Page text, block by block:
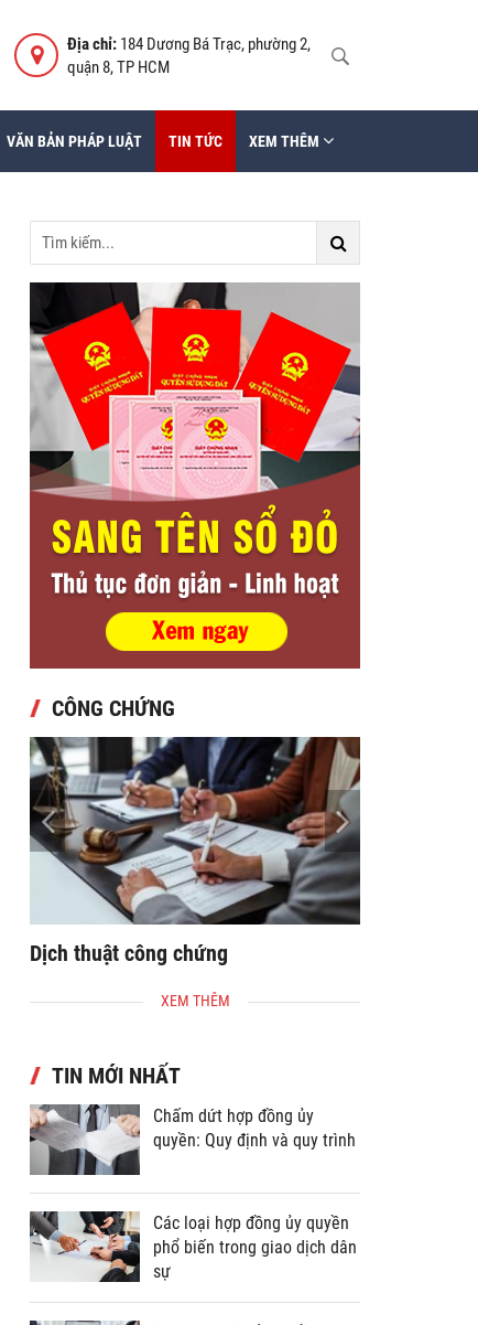
Địa chỉ: 184 Dương Bá Trạc, phường 2,
quận 8, TP HCM
VĂN BẢN PHÁP LUẬT TIN TỨC XEM THÊM
CÔNG CHỨNG
Dịch thuật công chứng
XEM THÊM
TIN MỚI NHẤT
Chấm dứt hợp đồng ủy
quyền: Quy định và quy trình
Các loại hợp đồng ủy quyền
phổ biến trong giao dịch dân
sự